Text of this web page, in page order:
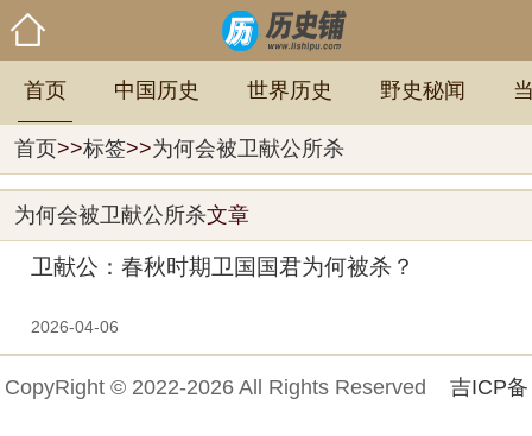
首页 中国历史 世界历史 野史秘闻
首页>>标签>>为何会被卫献公所杀
为何会被卫献公所杀文章
卫献公：春秋时期卫国国君为何被杀？
2026-04-06
CopyRight © 2022-2026 All Rights Reserved 吉ICP备